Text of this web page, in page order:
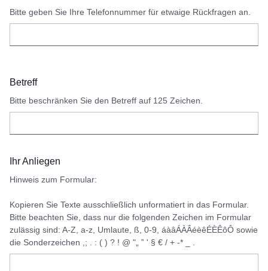
Bitte geben Sie Ihre Telefonnummer für etwaige Rückfragen an.
Betreff
Bitte beschränken Sie den Betreff auf 125 Zeichen.
Ihr Anliegen
Hinweis zum Formular:
Kopieren Sie Texte ausschließlich unformatiert in das Formular.
Bitte beachten Sie, dass nur die folgenden Zeichen im Formular
zulässig sind: A-Z, a-z, Umlaute, ß, 0-9, áàâÁÀÂéèêÉÈÊôÔ sowie
die Sonderzeichen ,; . : ( ) ? ! @ "„ ‟ ' § € / + -* _ .